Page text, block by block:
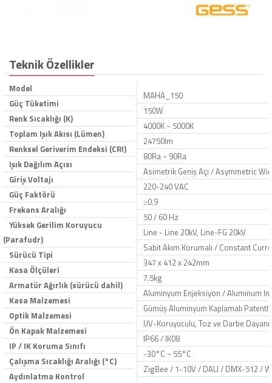
Teknik Özellikler
Model
Güç Tüketimi
Renk Sıcaklığı (K)
Toplam Işık Akısı (Lümen)
Renksel Geriverim Endeksi (CRI)
Işık Dağılım Açısı
Giriş Voltajı
Güç Faktörü
Frekans Aralığı
Yüksek Gerilim Koruyucu
(Parafudr)
Sürücü Tipi
Kasa Ölçüleri
Armatür Ağırlık (sürücü dahil)
Kasa Malzemesi
Optik Malzemesi
Ön Kapak Malzemesi
IP / IK Koruma Sınıfı
Çalışma Sıcaklığı Aralığı (°C)
Aydınlatma Kontrol
MAHA_150
150W
4000K ~ 5000K
24750lm
80Ra ~ 90Ra
Asimetrik Geniş Açı / Asymmetric
220-240 VAC
≥0.9
50 / 60 Hz
Line - Line 20kV, Line-FG 20kV
Sabit Akım Korumalı / Constant
347 x 412 x 242mm
7.5kg
Aluminyum Enjeksiyon / Aluminum
Gümüş Aluminyum Kaplamalı
UV-Koruyuculu, Toz ve Darbe
IP66 / IK08
-30°C ~ 55°C
ZigBee / 1-10V / DALI / DMX-512 /